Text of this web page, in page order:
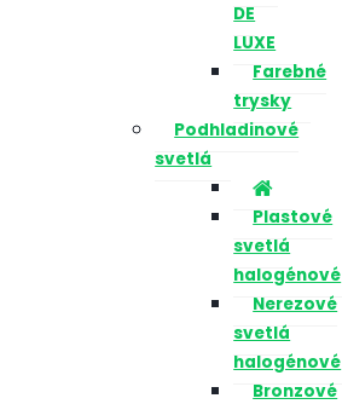
DE
LUXE
Farebné
trysky
Podhladinové
svetlá
Plastové
svetlá
halogénové
Nerezové
svetlá
halogénové
Bronzové